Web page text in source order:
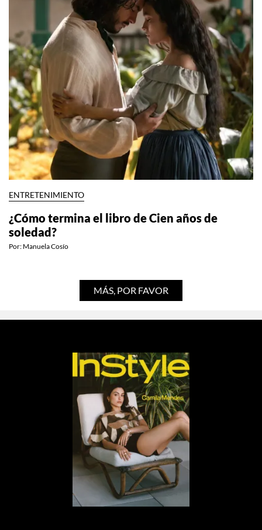
ENTRETENIMIENTO
¿Cómo termina el libro de Cien años de
soledad?
Por: Manuela Cosío
MÁS, POR FAVOR